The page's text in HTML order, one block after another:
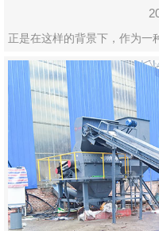
正是在这样的背景下，作为一